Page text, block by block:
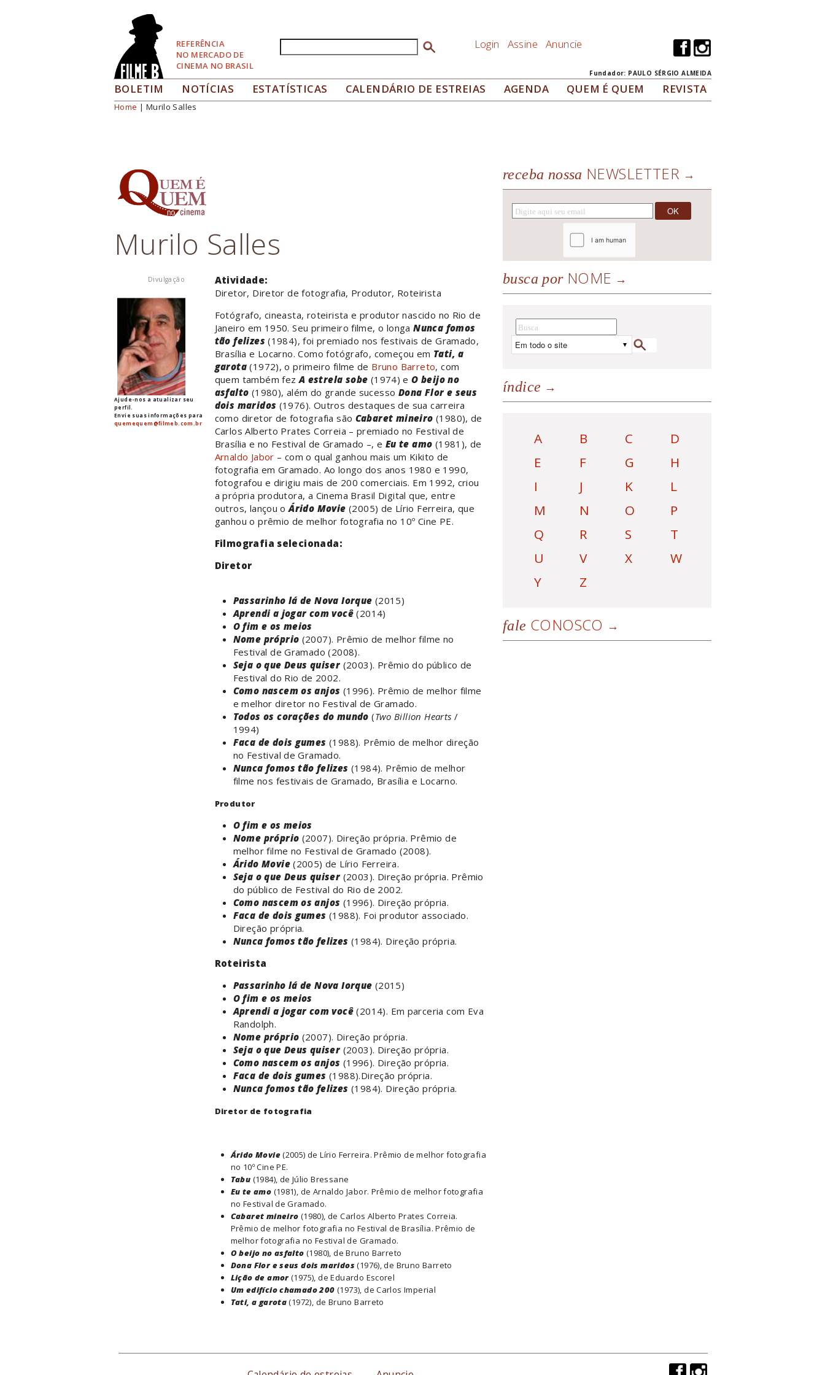
REFERÊNCIA
NO MERCADO DE
CINEMA NO BRASIL
Formulário de busca Login Assine Anuncie
Fundador: PAULO SÉRGIO ALMEIDA
BOLETIM NOTÍCIAS ESTATÍSTICAS CALENDÁRIO DE ESTREIAS AGENDA QUEM É QUEM REVISTA
Você está aqui
Home | Murilo Salles
Murilo Salles
Divulgação
Ajude-nos a atualizar seu
perfil.
Envie suas informações para
quemequem@filmeb.com.br
Atividade:
Diretor, Diretor de fotografia, Produtor, Roteirista
Fotógrafo, cineasta, roteirista e produtor nascido no Rio de
Janeiro em 1950. Seu primeiro filme, o longaNunca fomos
tão felizes (1984), foi premiado nos festivais de Gramado,
Brasília e Locarno. Como fotógrafo, começou em Tati, a
garota(1972), o primeiro filme de Bruno Barreto, com
quem também fezA estrela sobe (1974) eO beijo no
asfalto (1980), além do grande sucesso Dona Flor e seus
dois maridos (1976). Outros destaques de sua carreira
como diretor de fotografia são Cabaret mineiro (1980), de
Carlos Alberto Prates Correia – premiado no Festival de
Brasília e no Festival de Gramado –, e Eu te amo (1981), de
Arnaldo Jabor – com o qual ganhou mais um Kikito de
fotografia em Gramado. Ao longo dos anos 1980 e 1990,
fotografou e dirigiu mais de 200 comerciais. Em 1992, criou
a própria produtora, a Cinema Brasil Digital que, entre
outros, lançou oÁrido Movie (2005) de Lírio Ferreira, que
ganhou o prêmio de melhor fotografia no 10º Cine PE.
Filmografia selecionada:
Diretor
Passarinho lá de Nova Iorque (2015)
Aprendi a jogar com você (2014)
O fim e os meios
Nome próprio (2007). Prêmio de melhor filme no
Festival de Gramado (2008).
Seja o que Deus quiser (2003). Prêmio do público de
Festival do Rio de 2002.
Como nascem os anjos (1996). Prêmio de melhor filme
e melhor diretor no Festival de Gramado.
Todos os corações do mundo (Two Billion Hearts /
1994)
Faca de dois gumes (1988). Prêmio de melhor direção
no Festival de Gramado.
Nunca fomos tão felizes (1984). Prêmio de melhor
filme nos festivais de Gramado, Brasília e Locarno.
Produtor
O fim e os meios
Nome próprio (2007). Direção própria. Prêmio de
melhor filme no Festival de Gramado (2008).
Árido Movie(2005) de Lírio Ferreira.
Seja o que Deus quiser (2003). Direção própria. Prêmio
do público de Festival do Rio de 2002.
Como nascem os anjos (1996). Direção própria.
Faca de dois gumes (1988). Foi produtor associado.
Direção própria.
Nunca fomos tão felizes (1984). Direção própria.
Roteirista
Passarinho lá de Nova Iorque (2015)
O fim e os meios
Aprendi a jogar com você (2014). Em parceria com Eva
Randolph.
Nome próprio (2007). Direção própria.
Seja o que Deus quiser (2003). Direção própria.
Como nascem os anjos (1996). Direção própria.
Faca de dois gumes (1988).Direção própria.
Nunca fomos tão felizes (1984). Direção própria.
Diretor de fotografia
Árido Movie(2005) de Lírio Ferreira. Prêmio de melhor fotografia
no 10º Cine PE.
Tabu (1984), de Júlio Bressane
Eu te amo (1981), de Arnaldo Jabor. Prêmio de melhor fotografia
no Festival de Gramado.
Cabaret mineiro (1980), de Carlos Alberto Prates Correia.
Prêmio de melhor fotografia no Festival de Brasília. Prêmio de
melhor fotografia no Festival de Gramado.
O beijo no asfalto (1980), de Bruno Barreto
Dona Flor e seus dois maridos (1976), de Bruno Barreto
Lição de amor(1975), de Eduardo Escorel
Um edifício chamado 200 (1973), de Carlos Imperial
Tati, a garota(1972), de Bruno Barreto
receba nossa NEWSLETTER
busca porNOME
índice
A B C
D
E
F G
H
I
J K
L
M
N O
P
Q
R S
T
U
V X
W
Y
Z
fale CONOSCO